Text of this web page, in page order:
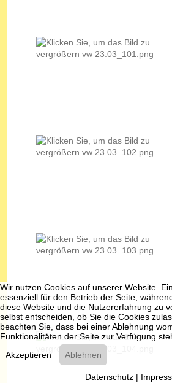
Wir nutzen Cookies auf unserer Website.
essenziell für den Betrieb der Seite,
diese Website und die Nutzererfahrung zu
selbst entscheiden, ob Sie die Cookies
beachten Sie, dass bei einer Ablehnung
Funktionalitäten der Seite zur Verfügung
Akzeptieren
Ablehnen
Datenschutz|